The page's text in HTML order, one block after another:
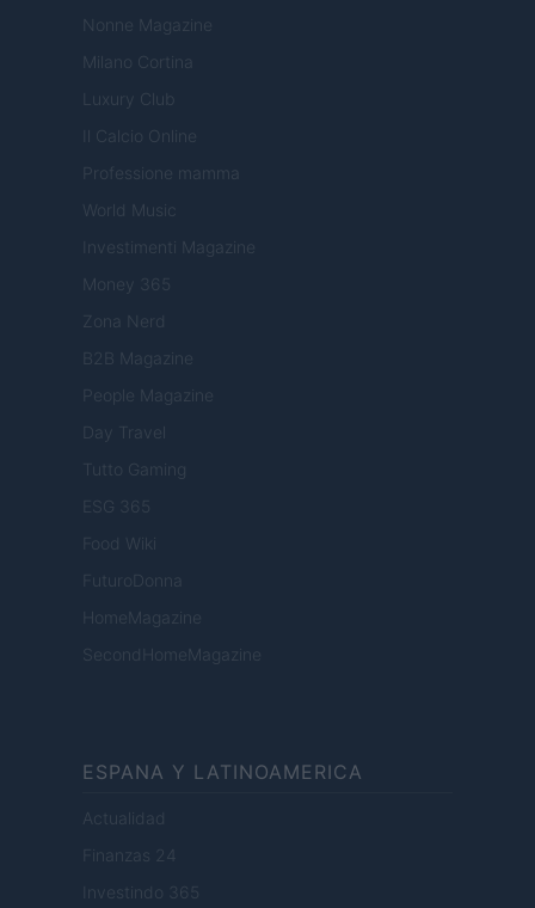
Nonne Magazine
Milano Cortina
Luxury Club
Il Calcio Online
Professione mamma
World Music
Investimenti Magazine
Money 365
Zona Nerd
B2B Magazine
People Magazine
Day Travel
Tutto Gaming
ESG 365
Food Wiki
FuturoDonna
HomeMagazine
SecondHomeMagazine
ESPANA Y LATINOAMERICA
Actualidad
Finanzas 24
Investindo 365